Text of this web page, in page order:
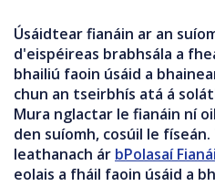
Úsáidtear fianáin ar an
d'eispéireas brabhsála a
bhailiú faoin úsáid a
chun an tseirbhís atá á
Mura nglactar le fianáin ní
den suíomh, cosúil le
leathanach ár bPolasaí
eolais a fháil faoin úsáid a